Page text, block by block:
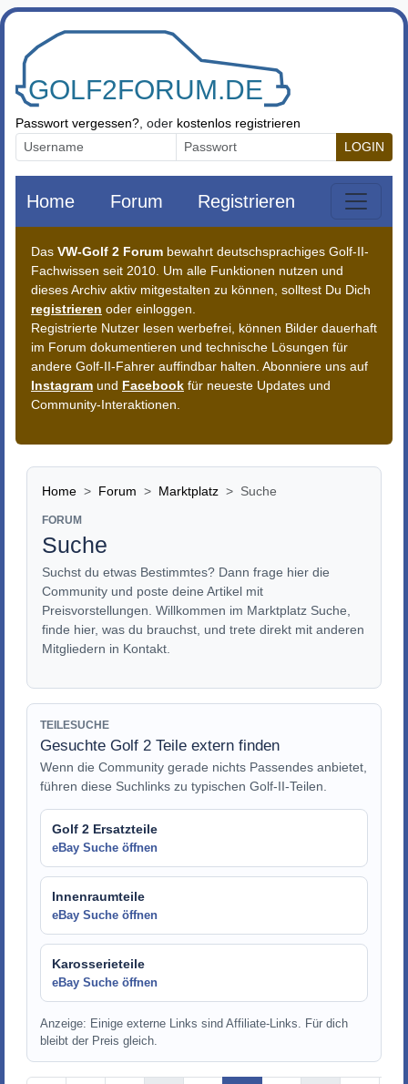
Zum Inhalt springen
Passwort vergessen? , oder kostenlos registrieren
LOGIN
Home Forum Registrieren
Das VW-Golf 2 Forum bewahrt deutschsprachiges Golf-II-
Fachwissen seit 2010. Um alle Funktionen nutzen und
dieses Archiv aktiv mitgestalten zu können, solltest Du Dich
registrieren oder einloggen.
Registrierte Nutzer lesen werbefrei, können Bilder dauerhaft
im Forum dokumentieren und technische Lösungen für
andere Golf-II-Fahrer auffindbar halten. Abonniere uns auf
Instagram und Facebook für neueste Updates und
Community-Interaktionen.
Home Forum Marktplatz Suche
FORUM
Suche
Suchst du etwas Bestimmtes? Dann frage hier die
Community und poste deine Artikel mit
Preisvorstellungen. Willkommen im Marktplatz Suche,
finde hier, was du brauchst, und trete direkt mit anderen
Mitgliedern in Kontakt.
TEILESUCHE
Gesuchte Golf 2 Teile extern finden
Wenn die Community gerade nichts Passendes anbietet,
führen diese Suchlinks zu typischen Golf-II-Teilen.
Golf 2 Ersatzteile
eBay Suche öffnen
Innenraumteile
eBay Suche öffnen
Karosserieteile
eBay Suche öffnen
Anzeige: Einige externe Links sind Affiliate-Links. Für dich
bleibt der Preis gleich.